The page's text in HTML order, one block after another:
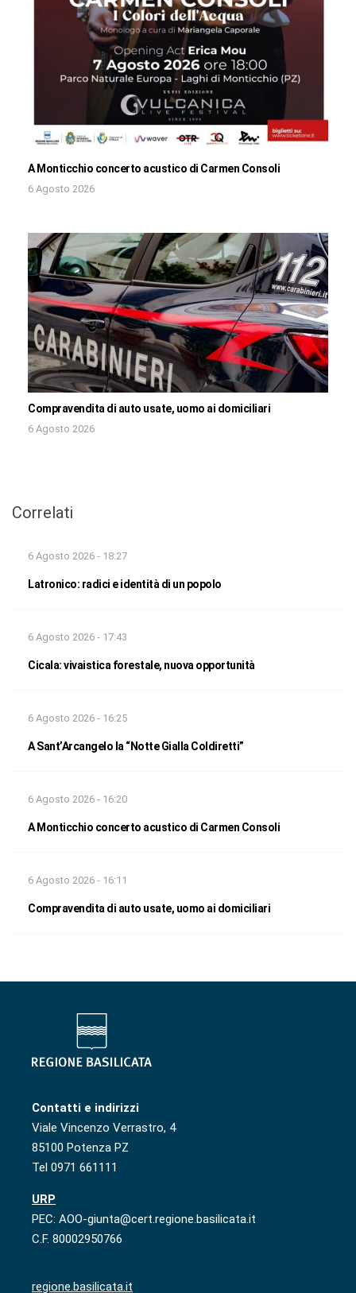
A Monticchio concerto acustico di Carmen Consoli
6 Agosto 2026
Compravendita di auto usate, uomo ai domiciliari
6 Agosto 2026
Correlati
6 Agosto 2026 - 18:27
Latronico: radici e identità di un popolo
6 Agosto 2026 - 17:43
Cicala: vivaistica forestale, nuova opportunità
6 Agosto 2026 - 16:25
A Sant’Arcangelo la “Notte Gialla Coldiretti”
6 Agosto 2026 - 16:20
A Monticchio concerto acustico di Carmen Consoli
6 Agosto 2026 - 16:11
Compravendita di auto usate, uomo ai domiciliari
Contatti e indirizzi
Viale Vincenzo Verrastro, 4
85100 Potenza PZ
Tel 0971 661111
URP
PEC: AOO-giunta@cert.regione.basilicata.it
C.F. 80002950766
regione.basilicata.it